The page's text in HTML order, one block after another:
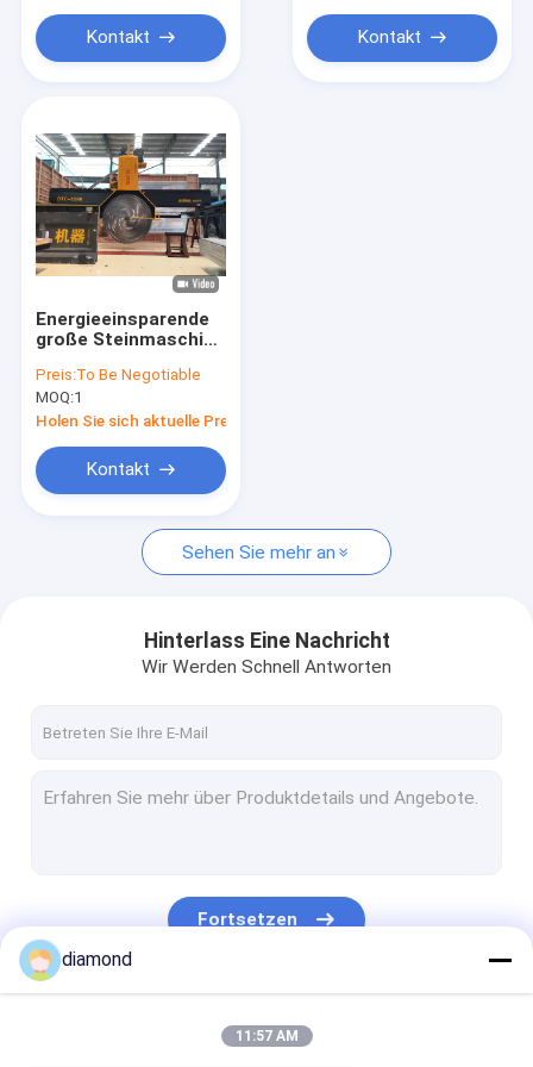
Diamond Segments
Steinpoliermaschine
Kontakt Kontakt
Energieeinsparende
große Steinmaschine
Mehrblätterbrücke
sah Stein
Schneidemaschine
Marmorblock
Preis:To Be Negotiable
MOQ:1
Holen Sie sich aktuelle Preis
Kontakt
Sehen Sie mehr an
Hinterlass Eine Nachricht
Wir Werden Schnell Antworten
Fortsetzen
diamond
11:57 AM